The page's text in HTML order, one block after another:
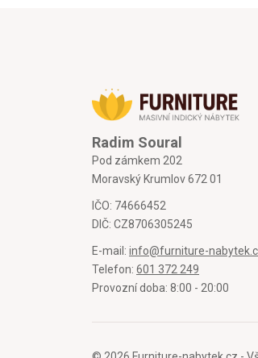
Radim Soural
Pod zámkem 202
Moravský Krumlov 672 01
IČO: 74666452
DIČ: CZ8706305245
E-mail: info@furniture-
Telefon: 601 372 249
Provozní doba: 8:00 - 20:00